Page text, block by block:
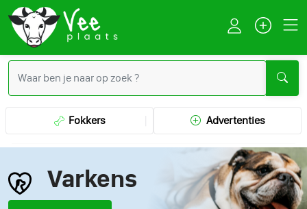
Fokkers Advertenties
Varkens